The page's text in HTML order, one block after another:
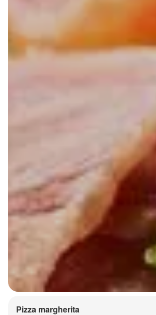
Pizza margherita